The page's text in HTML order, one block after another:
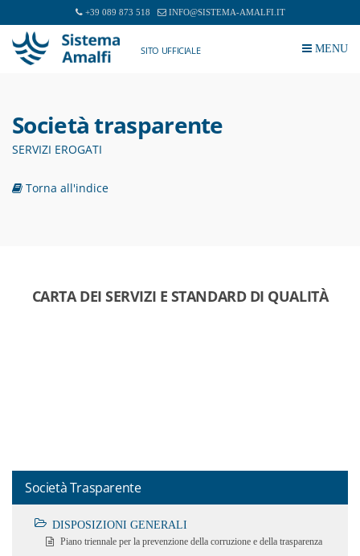
+39 089 873 518 INFO@SISTEMA-AMALFI.IT
SITO UFFICIALE MENU
Società trasparente
SERVIZI EROGATI
Torna all'indice
CARTA DEI SERVIZI E STANDARD DI QUALITÀ
Società Trasparente
DISPOSIZIONI GENERALI
Piano triennale per la prevenzione della corruzione e della trasparenza